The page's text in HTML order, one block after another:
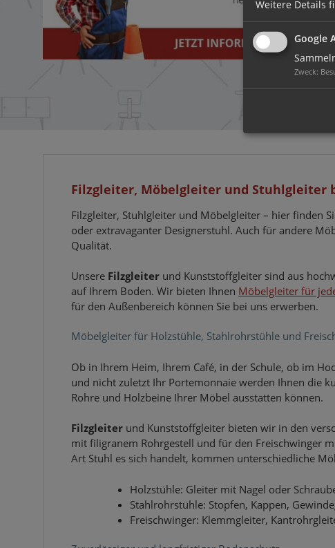
Filzgleiter, Möbelgleiter und Stuhlgleiter
Filzgleiter, Stuhlgleiter und Möbelgleiter – hier finden
oder extravaganter Designerstuhl. Auch für andere
Qualität.
Unsere Filzgleiter und Kunststoffgleiter sind aus
auf Ihrem Boden. Wir bieten Ihnen Möbelgleiter für
für den Außenbereich können Sie bei uns erwerben.
Möbelgleiter für Holzstühle, Stahlrohrstühle und
Ob in Ihrem Heim, Ihrem Café, in der Schule, ob im
und nicht zuletzt Ihr Portemonnaie werden Ihnen die
Rohre und Holzbeine Ihrer Möbel ausstatten können.
Filzgleiter und Kunststoffgleiter bieten wir in den
mit filigranem Rohrgestell und für den Freischwinger
Art Stuhl es sich handelt, kommen unterschiedliche
Holzstühle: Gleiter mit Nagel oder
Stahlrohrstühle: Stopfen, Kappen,
Freischwinger: Klemmgleiter,
Weitere Details
Google
Zweck: